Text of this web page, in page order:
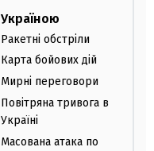
Україною
Ракетні обстріли
Карта бойових дій
Мирні переговори
Повітряна тривога в
Україні
Масована атака по